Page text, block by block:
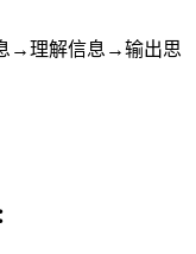
→理解信息→输出思